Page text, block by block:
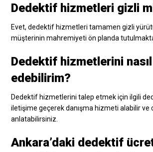
Dedektif hizmetleri gizli
Evet, dedektif hizmetleri tamamen gizli
müşterinin mahremiyeti ön planda
Dedektif hizmetlerini
edebilirim?
Dedektif hizmetlerini talep etmek için ilgili
iletişime geçerek danışma hizmeti alabilir ve
anlatabilirsiniz.
Ankara’daki dedektif